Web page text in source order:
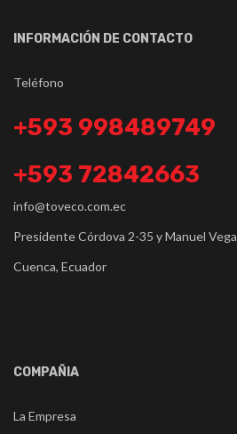
INFORMACIÓN DE CONTACTO
Teléfono
+593 998489749
+593 72842663
info@toveco.com.ec
Presidente Córdova 2-35 y Manuel Vega
Cuenca, Ecuador
COMPAÑIA
La Empresa